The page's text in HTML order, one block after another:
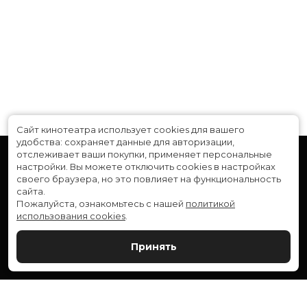
Расписание
Скоро в кино
Служба поддержки
Сайт кинотеатра использует cookies для вашего
удобства: сохраняет данные для авторизации,
отслеживает ваши покупки, применяет персональные
настройки. Вы можете отключить cookies в настройках
своего браузера, но это повлияет на функциональность
сайта.
Пожалуйста, ознакомьтесь с нашей политикой
использования cookies
Принять